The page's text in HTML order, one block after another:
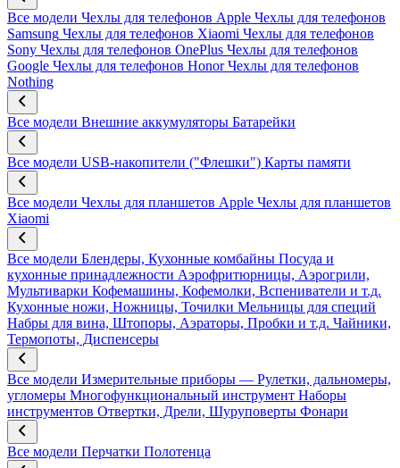
Все модели Чехлы для телефонов Apple Чехлы для телефонов
Samsung Чехлы для телефонов Xiaomi Чехлы для телефонов
Sony Чехлы для телефонов OnePlus Чехлы для телефонов
Google Чехлы для телефонов Honor Чехлы для телефонов
Nothing
Все модели Внешние аккумуляторы Батарейки
Все модели USB-накопители ("Флешки") Карты памяти
Все модели Чехлы для планшетов Apple Чехлы для планшетов
Xiaomi
Все модели Блендеры, Кухонные комбайны Посуда и
кухонные принадлежности Аэрофритюрницы, Аэрогрили,
Мультиварки Кофемашины, Кофемолки, Вспениватели и т.д.
Кухонные ножи, Ножницы, Точилки Мельницы для специй
Набры для вина, Штопоры, Аэраторы, Пробки и т.д. Чайники,
Термопоты, Диспенсеры
Все модели Измерительные приборы — Рулетки, дальномеры,
угломеры Многофункциональный инструмент Наборы
инструментов Отвертки, Дрели, Шуруповерты Фонари
Все модели Перчатки Полотенца